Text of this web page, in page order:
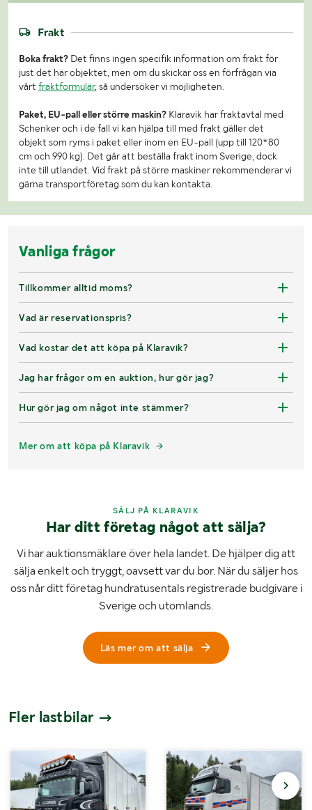
Frakt
Boka frakt? Det finns ingen specifik information om frakt för
just det här objektet, men om du skickar oss en förfrågan via
vårt fraktformulär, så undersöker vi möjligheten.
Paket, EU-pall eller större maskin? Klaravik har fraktavtal med
Schenker och i de fall vi kan hjälpa till med frakt gäller det
objekt som ryms i paket eller inom en EU-pall (upp till 120*80
cm och 990 kg). Det går att beställa frakt inom Sverige, dock
inte till utlandet. Vid frakt på större maskiner rekommenderar vi
gärna transportföretag som du kan kontakta.
Vanliga frågor
Tillkommer alltid moms?
Vad är reservationspris?
Vad kostar det att köpa på Klaravik?
Jag har frågor om en auktion, hur gör jag?
Hur gör jag om något inte stämmer?
Mer om att köpa på Klaravik
SÄLJ PÅ KLARAVIK
Har ditt företag något att sälja?
Vi har auktionsmäklare över hela landet. De hjälper dig att
sälja enkelt och tryggt, oavsett var du bor. När du säljer hos
oss når ditt företag hundratusentals registrerade budgivare i
Sverige och utomlands.
Läs mer om att sälja
Fler lastbilar